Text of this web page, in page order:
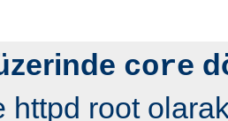
core
httpd root